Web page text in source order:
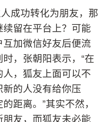
成功转化为朋友，那
留在平台上？可能
加微信好友后便流
，张朝阳表示，“在
，狐友上面可以不
的人没有给你压
距离。”其实不然，
友，而狐友未必能